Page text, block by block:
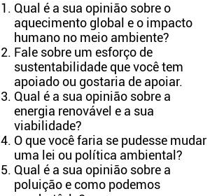
Qual é a sua opinião sobre o
aquecimento global e o impacto
humano no meio ambiente?
Fale sobre um esforço de
sustentabilidade que você tem
apoiado ou gostaria de apoiar.
Qual é a sua opinião sobre a
energia renovável e a sua
viabilidade?
O que você faria se pudesse mudar
uma lei ou política ambiental?
Qual é a sua opinião sobre a
poluição e como podemos